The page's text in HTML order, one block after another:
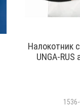
Налокотник
UNGA-